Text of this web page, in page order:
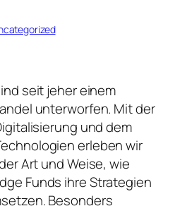
seit jeher einem
unterworfen. Mit der
und dem
erleben wir
Art und Weise, wie
Funds ihre Strategien
Besonders